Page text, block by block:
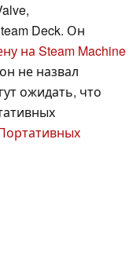
Deck. Он
на Steam Machine
не назвал
ожидать, что